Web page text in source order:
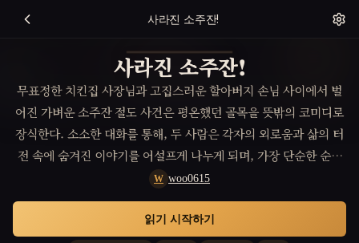
사라진 소주잔!
사라진 소주잔!
무표정한 치킨집 사장님과 고집스러운 할아버지 손님 사이에서 벌
어진 가벼운 소주잔 절도 사건은 평온했던 골목을 뜻밖의 코미디로
장식한다. 소소한 대화를 통해, 두 사람은 각자의 외로움과 삶의 터
전 속에 숨겨진 이야기를 어설프게 나누게 되며, 가장 단순한 순간
속에서 가장 왠지 모를 강렬한 연결을 창조해낸다.
W woo0615
읽기 시작하기